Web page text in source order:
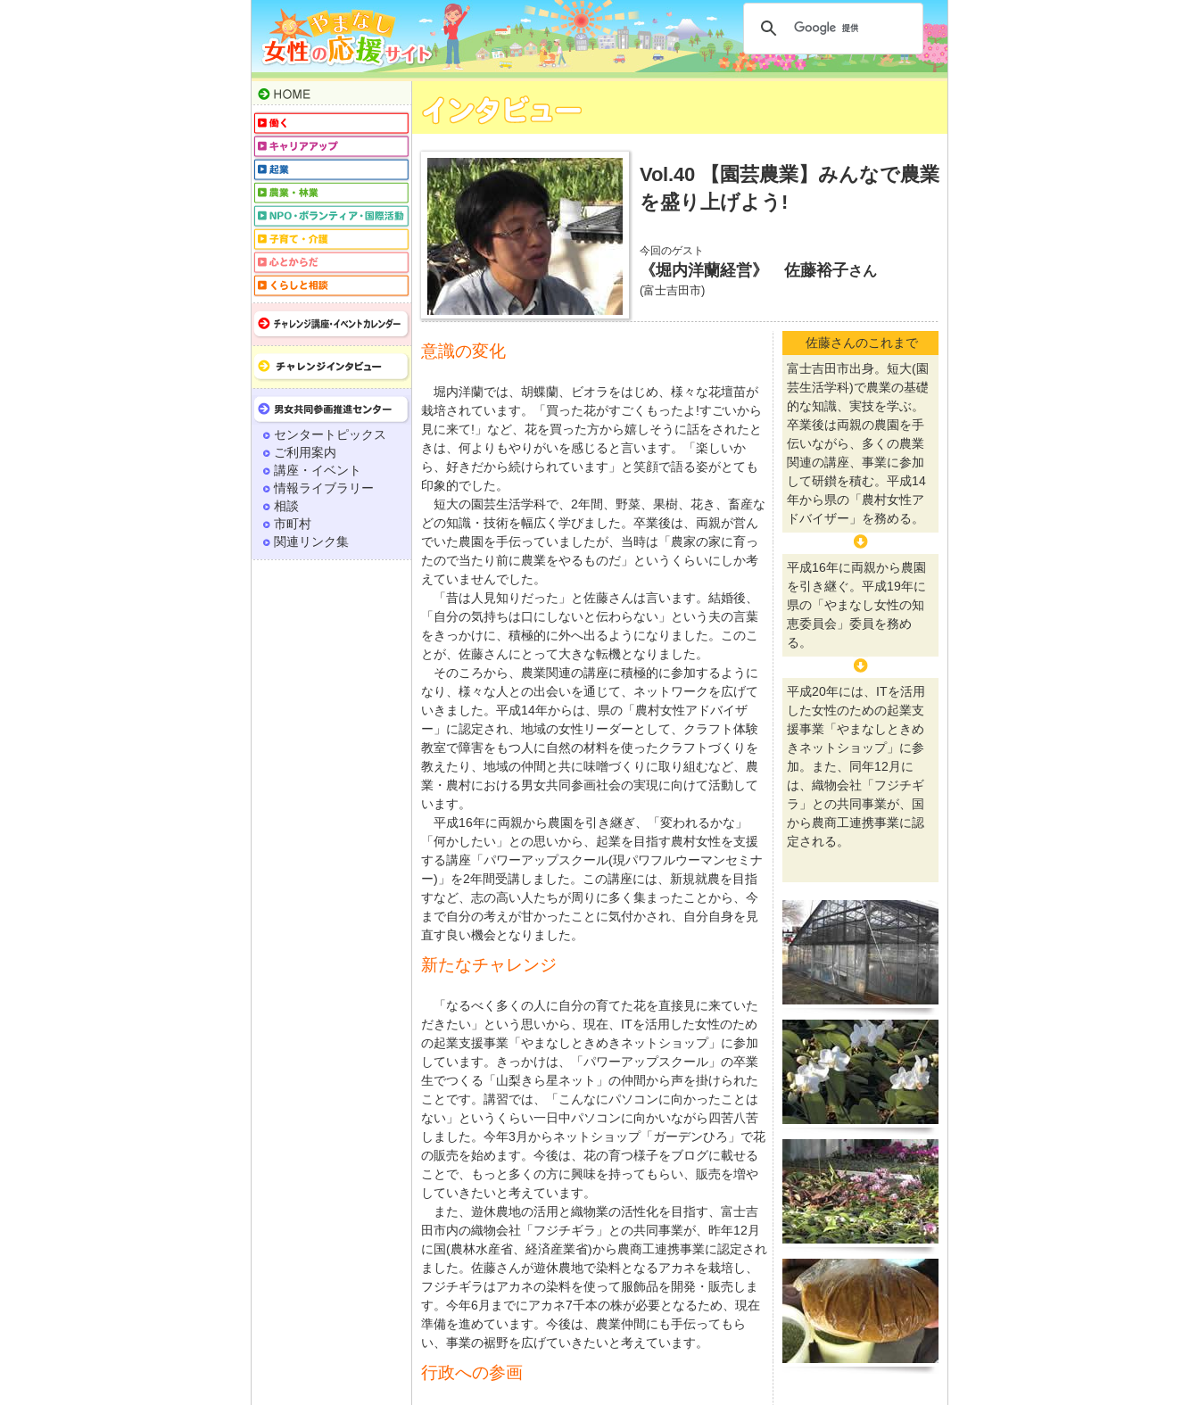
Vol.40 【園芸農業】みんなで農業
を盛り上げよう!
今回のゲスト
《堀内洋蘭経営》 佐藤裕子さん
(富士吉田市)
意識の変化
堀内洋蘭では、胡蝶蘭、ビオラをはじめ、様々な花壇苗が
栽培されています。「買った花がすごくもったよ!すごいから
見に来て!」など、花を買った方から嬉しそうに話をされたと
きは、何よりもやりがいを感じると言います。「楽しいか
ら、好きだから続けられています」と笑顔で語る姿がとても
印象的でした。
短大の園芸生活学科で、2年間、野菜、果樹、花き、畜産な
どの知識・技術を幅広く学びました。卒業後は、両親が営ん
でいた農園を手伝っていましたが、当時は「農家の家に育っ
たので当たり前に農業をやるものだ」というくらいにしか考
えていませんでした。
「昔は人見知りだった」と佐藤さんは言います。結婚後、
「自分の気持ちは口にしないと伝わらない」という夫の言葉
をきっかけに、積極的に外へ出るようになりました。このこ
とが、佐藤さんにとって大きな転機となりました。
そのころから、農業関連の講座に積極的に参加するように
なり、様々な人との出会いを通じて、ネットワークを広げて
いきました。平成14年からは、県の「農村女性アドバイザ
ー」に認定され、地域の女性リーダーとして、クラフト体験
教室で障害をもつ人に自然の材料を使ったクラフトづくりを
教えたり、地域の仲間と共に味噌づくりに取り組むなど、農
業・農村における男女共同参画社会の実現に向けて活動して
います。
平成16年に両親から農園を引き継ぎ、「変われるかな」
「何かしたい」との思いから、起業を目指す農村女性を支援
する講座「パワーアップスクール(現パワフルウーマンセミナ
ー)」を2年間受講しました。この講座には、新規就農を目指
すなど、志の高い人たちが周りに多く集まったことから、今
まで自分の考えが甘かったことに気付かされ、自分自身を見
直す良い機会となりました。
新たなチャレンジ
「なるべく多くの人に自分の育てた花を直接見に来ていた
だきたい」という思いから、現在、ITを活用した女性のため
の起業支援事業「やまなしときめきネットショップ」に参加
しています。きっかけは、「パワーアップスクール」の卒業
生でつくる「山梨きら星ネット」の仲間から声を掛けられた
ことです。講習では、「こんなにパソコンに向かったことは
ない」というくらい一日中パソコンに向かいながら四苦八苦
しました。今年3月からネットショップ「ガーデンひろ」で花
の販売を始めます。今後は、花の育つ様子をブログに載せる
ことで、もっと多くの方に興味を持ってもらい、販売を増や
していきたいと考えています。
また、遊休農地の活用と織物業の活性化を目指す、富士吉
田市内の織物会社「フジチギラ」との共同事業が、昨年12月
に国(農林水産省、経済産業省)から農商工連携事業に認定され
ました。佐藤さんが遊休農地で染料となるアカネを栽培し、
フジチギラはアカネの染料を使って服飾品を開発・販売しま
す。今年6月までにアカネ7千本の株が必要となるため、現在
準備を進めています。今後は、農業仲間にも手伝ってもら
い、事業の裾野を広げていきたいと考えています。
行政への参画
佐藤さんのこれまで
富士吉田市出身。短大(園
芸生活学科)で農業の基礎
的な知識、実技を学ぶ。
卒業後は両親の農園を手
伝いながら、多くの農業
関連の講座、事業に参加
して研鑚を積む。平成14
年から県の「農村女性ア
ドバイザー」を務める。
平成16年に両親から農園
を引き継ぐ。平成19年に
県の「やまなし女性の知
恵委員会」委員を務め
る。
平成20年には、ITを活用
した女性のための起業支
援事業「やまなしときめ
きネットショップ」に参
加。また、同年12月に
は、織物会社「フジチギ
ラ」との共同事業が、国
から農商工連携事業に認
定される。
センタートピックス
ご利用案内
講座・イベント
情報ライブラリー
相談
市町村
関連リンク集